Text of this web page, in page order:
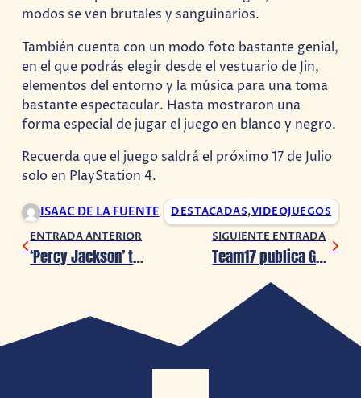
modos se ven brutales y sanguinarios.
También cuenta con un modo foto bastante genial,
en el que podrás elegir desde el vestuario de Jin,
elementos del entorno y la música para una toma
bastante espectacular. Hasta mostraron una
forma especial de jugar el juego en blanco y negro.
Recuerda que el juego saldrá el próximo 17 de Julio
solo en PlayStation 4.
ISAAC DE LA FUENTE DESTACADAS,VIDEOJUEGOS
ENTRADA ANTERIOR
‘Percy Jackson’ tendrá serie en Disney +
SIGUIENTE ENTRADA
Team17 publica Greak : Memories of Azur de Navegante y Bromio